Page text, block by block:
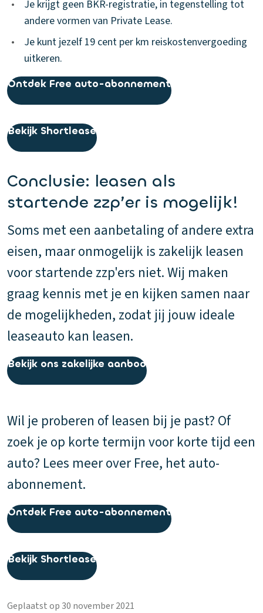
•
Je krijgt geen BKR-registratie, in tegenstelling tot
andere vormen van Private Lease.
•
Je kunt jezelf 19 cent per km reiskostenvergoeding
uitkeren.
Ontdek Free auto-abonnement
Bekijk Shortlease
Conclusie: leasen als
startende zzp’er is mogelijk!
Soms met een aanbetaling of andere extra
eisen, maar onmogelijk is zakelijk leasen
voor startende zzp'ers niet. Wij maken
graag kennis met je en kijken samen naar
de mogelijkheden, zodat jij jouw ideale
leaseauto kan leasen.
Bekijk ons zakelijke aanbod
Wil je proberen of leasen bij je past? Of
zoek je op korte termijn voor korte tijd een
auto? Lees meer over Free, het auto-
abonnement.
Ontdek Free auto-abonnement
Bekijk Shortlease
Geplaatst op 30 november 2021